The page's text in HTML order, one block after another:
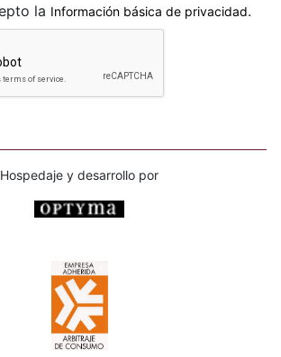
He leido y acepto la Información básica de privacidad.
Hospedaje y desarrollo por